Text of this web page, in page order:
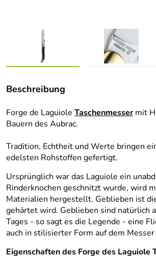
Beschreibung
Forge de Laguiole Taschenmessermit
Bauern des Aubrac.
Tradition, Echtheit und Werte bringen
edelsten Rohstoffen gefertigt.
Ursprünglich war das Laguiole ein
Rinderknochen geschnitzt wurde, wird
Materialien hergestellt. Geblieben ist
gehärtet wird. Geblieben sind natürlich
Tages - so sagt es die Legende - eine
auch in stilisierter Form auf dem
Eigenschaften des Forge des Laguiole